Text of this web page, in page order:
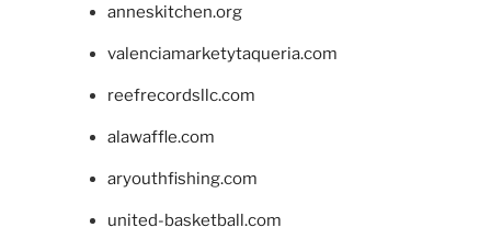
anneskitchen.org
valenciamarketytaqueria.com
reefrecordsllc.com
alawaffle.com
aryouthfishing.com
united-basketball.com